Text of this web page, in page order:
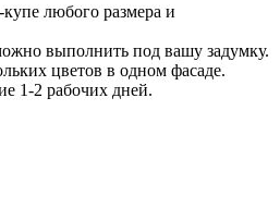
любого размера и
выполнить под вашу задумку.
цветов в одном фасаде.
1-2 рабочих дней.